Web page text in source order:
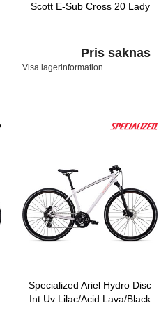
Scott E-Sub Cross 20 Lady
Pris saknas
Visa lagerinformation
Specialized Ariel Hydro Disc
Int Uv Lilac/Acid Lava/Black